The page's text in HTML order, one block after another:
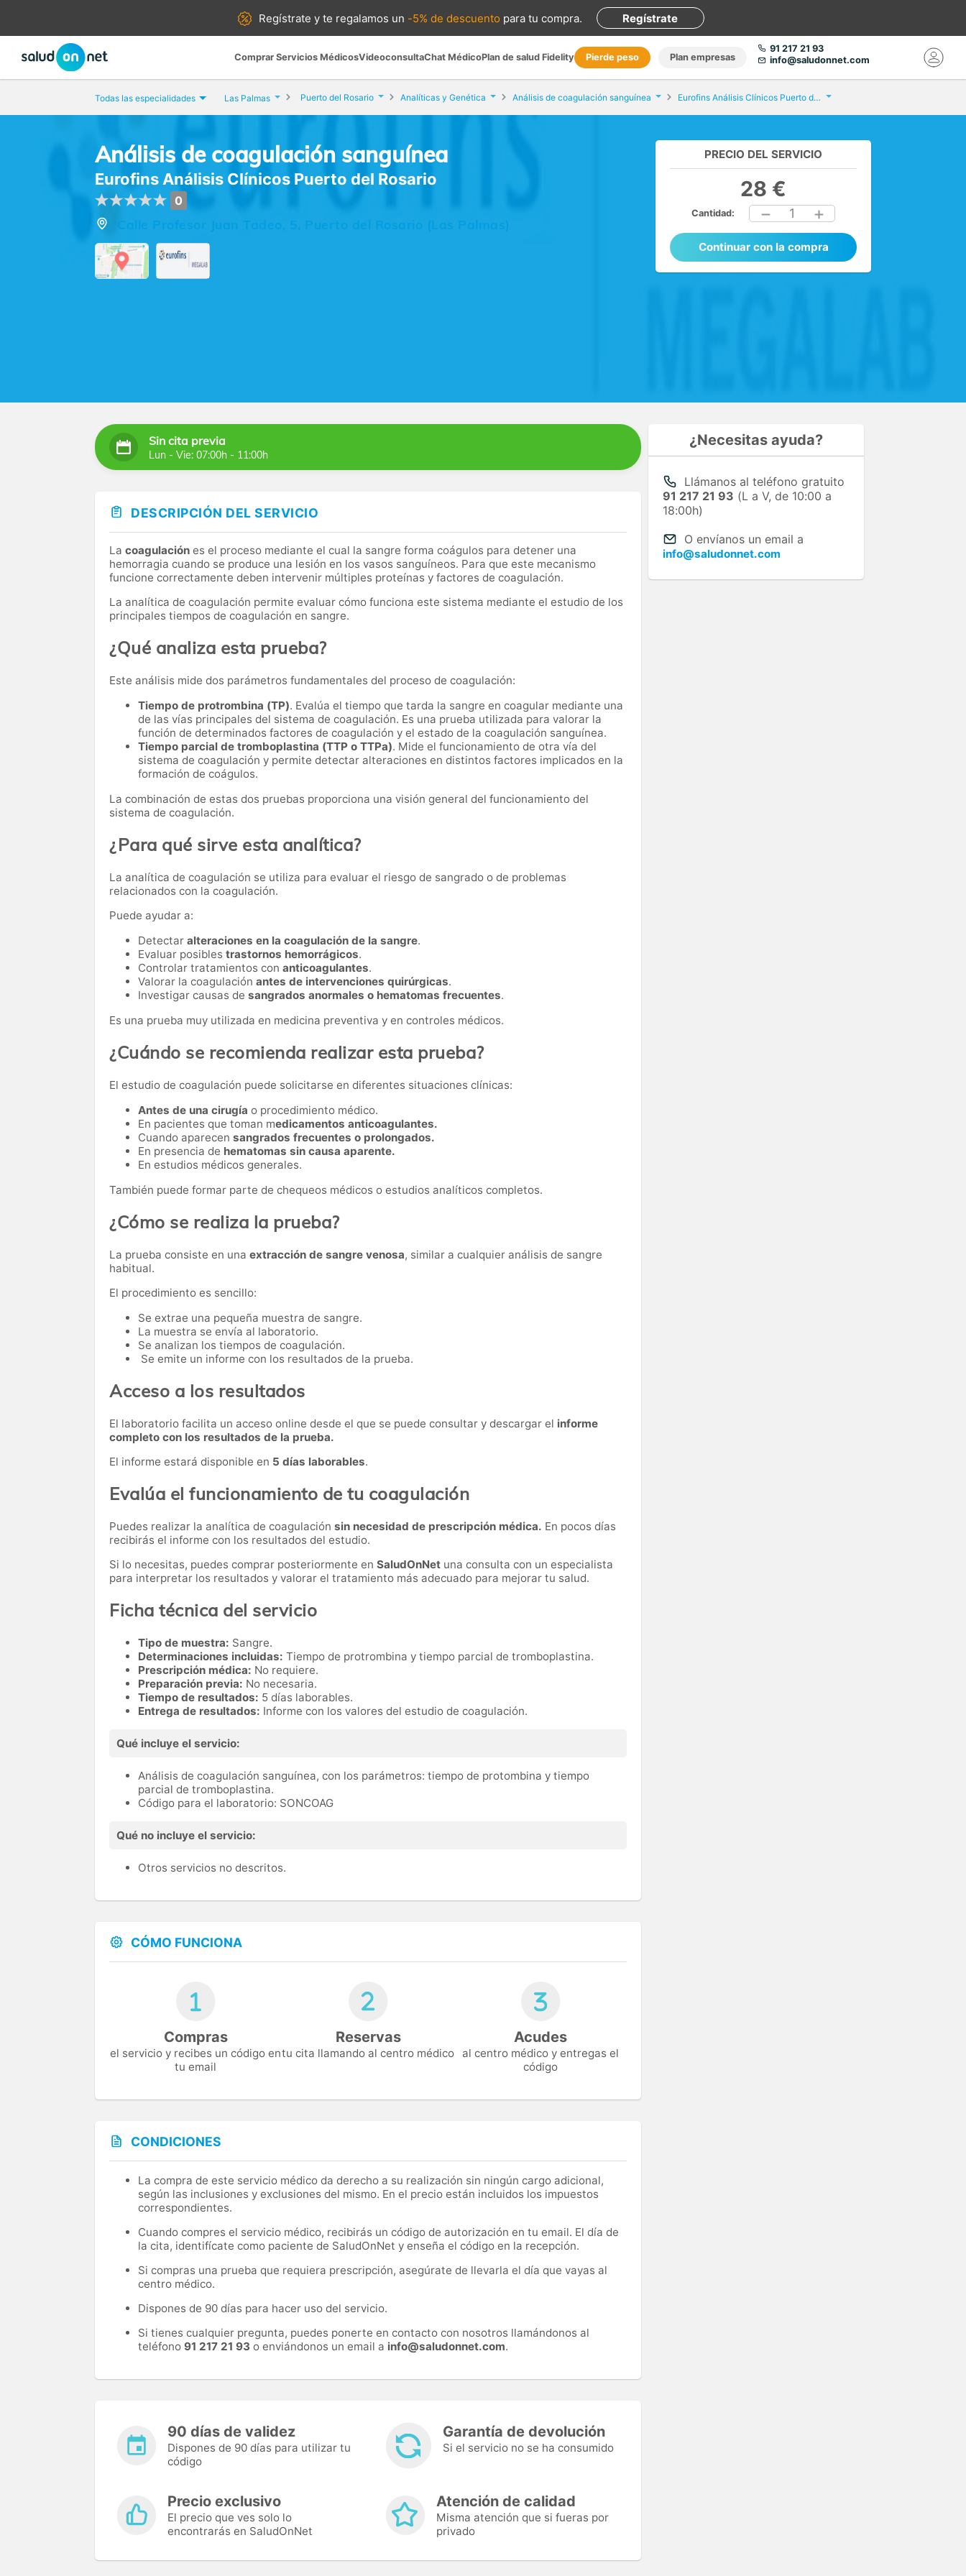
Regístrate yte regalamos un -5% de descuento para tu compra. Regístrate
Comprar Servicios MédicosVideoconsultaChat MédicoPlan de salud Fidelity Pierde peso Plan empresas
91 217 21 93
info@saludonnet.com
Todas las especialidades Las Palmas Puerto del Rosario Analíticas y Genética Análisis de coagulación sanguínea Eurofins Análisis Clínicos Puerto del Rosario
Análisis de coagulación sanguínea
Eurofins Análisis Clínicos Puerto del Rosario
0
Calle Profesor Juan Tadeo, 5, Puerto del Rosario (Las Palmas)
PRECIO DEL SERVICIO
28 €
Cantidad: 1
Continuar con la compra
Sin cita previa
Lun - Vie: 07:00h - 11:00h
DESCRIPCIÓN DEL SERVICIO
La coagulación es el proceso mediante el cual la sangre forma coágulos para detener una
hemorragia cuando se produce una lesión en los vasos sanguíneos. Para que este mecanismo
funcione correctamente deben intervenir múltiples proteínas y factores de coagulación.
La analítica de coagulación permite evaluar cómo funciona este sistema mediante el estudio de los
principales tiempos de coagulación en sangre.
¿Qué analiza esta prueba?
Este análisis mide dos parámetros fundamentales del proceso de coagulación:
Tiempo de protrombina (TP). Evalúa el tiempo que tarda la sangre en coagular mediante una
de las vías principales del sistema de coagulación. Es una prueba utilizada para valorar la
función de determinados factores de coagulación y el estado de la coagulación sanguínea.
Tiempo parcial de tromboplastina (TTP o TTPa). Mide el funcionamiento de otra vía del
sistema de coagulación y permite detectar alteraciones en distintos factores implicados en la
formación de coágulos.
La combinación de estas dos pruebas proporciona una visión general del funcionamiento del
sistema de coagulación.
¿Para qué sirve esta analítica?
La analítica de coagulación se utiliza para evaluar el riesgo de sangrado o de problemas
relacionados con la coagulación.
Puede ayudar a:
Detectar alteraciones en la coagulación de la sangre.
Evaluar posibles trastornos hemorrágicos.
Controlar tratamientos con anticoagulantes.
Valorar la coagulación antes de intervenciones quirúrgicas.
Investigar causas de sangrados anormales o hematomas frecuentes.
Es una prueba muy utilizada en medicina preventiva y en controles médicos.
¿Cuándo se recomienda realizar esta prueba?
El estudio de coagulación puede solicitarse en diferentes situaciones clínicas:
Antes de una cirugía o procedimiento médico.
En pacientes que toman medicamentos anticoagulantes.
Cuando aparecen sangrados frecuentes o prolongados.
En presencia de hematomas sin causa aparente.
En estudios médicos generales.
También puede formar parte de chequeos médicos o estudios analíticos completos.
¿Cómo se realiza la prueba?
La prueba consiste en una extracción de sangre venosa, similar a cualquier análisis de sangre
habitual.
El procedimiento es sencillo:
Se extrae una pequeña muestra de sangre.
La muestra se envía al laboratorio.
Se analizan los tiempos de coagulación.
Se emite un informe con los resultados de la prueba.
Acceso a los resultados
El laboratorio facilita un acceso online desde el que se puede consultar y descargar el informe
completo con los resultados de la prueba.
El informe estará disponible en 5 días laborables.
Evalúa el funcionamiento de tu coagulación
Puedes realizar la analítica de coagulación sin necesidad de prescripción médica. En pocos días
recibirás el informe con los resultados del estudio.
Si lo necesitas, puedes comprar posteriormente en SaludOnNet una consulta con un especialista
para interpretar los resultados y valorar el tratamiento más adecuado para mejorar tu salud.
Ficha técnica del servicio
Tipo de muestra: Sangre.
Determinaciones incluidas: Tiempo de protrombina y tiempo parcial de tromboplastina.
Prescripción médica: No requiere.
Preparación previa: No necesaria.
Tiempo de resultados: 5 días laborables.
Entrega de resultados: Informe con los valores del estudio de coagulación.
Qué incluye el servicio:
Análisis de coagulación sanguínea, con los parámetros: tiempo de protombina y tiempo
parcial de tromboplastina.
Código para el laboratorio: SONCOAG
Qué no incluye el servicio:
Otros servicios no descritos.
CÓMO FUNCIONA
Compras
el servicio y recibes un código en
tu email
Reservas
tu cita llamando al centro médico
Acudes
al centro médico y entregas el
código
CONDICIONES
La compra de este servicio médico da derecho a su realización sin ningún cargo adicional,
según las inclusiones y exclusiones del mismo. En el precio están incluidos los impuestos
correspondientes.
Cuando compres el servicio médico, recibirás un código de autorización en tu email. El día de
la cita, identifícate como paciente de SaludOnNet y enseña el código en la recepción.
Si compras una prueba que requiera prescripción, asegúrate de llevarla el día que vayas al
centro médico.
Dispones de 90 días para hacer uso del servicio.
Si tienes cualquier pregunta, puedes ponerte en contacto con nosotros llamándonos al
teléfono 91 217 21 93 o enviándonos un email a info@saludonnet.com.
90 días de validez
Dispones de 90 días para utilizar tu
código
Garantía de devolución
Si el servicio no se ha consumido
Precio exclusivo
El precio que ves solo lo
encontrarás en SaludOnNet
Atención de calidad
Misma atención que si fueras por
privado
¿Necesitas ayuda?
Llámanos al teléfono gratuito
91 217 21 93 (L a V, de 10:00 a
18:00h)
O envíanos un email a
info@saludonnet.com